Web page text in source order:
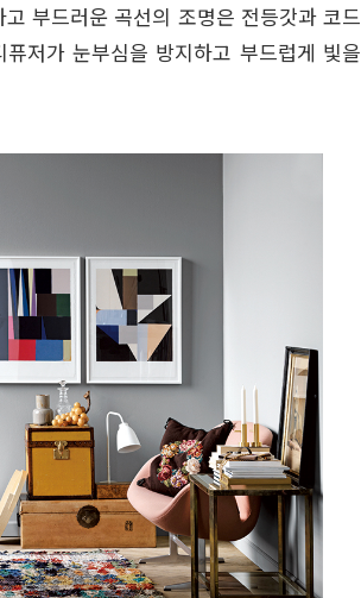
부드러운 곡선의 조명은 전등갓과 코드
저가 눈부심을 방지하고 부드럽게 빛을